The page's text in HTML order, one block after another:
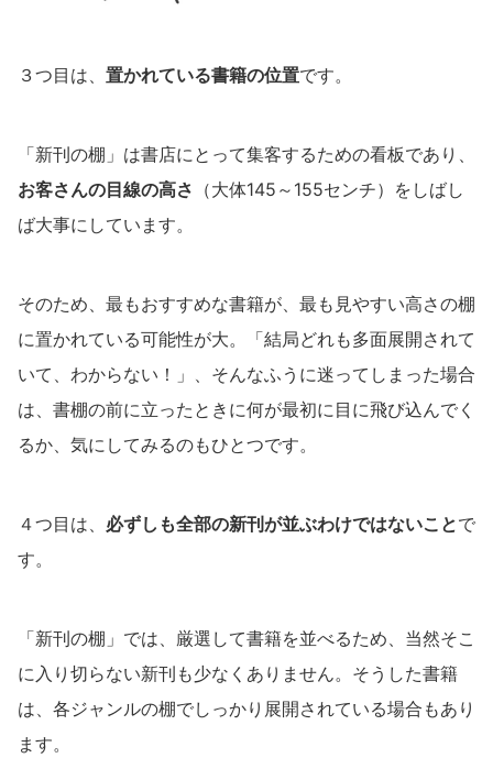
３つ目は、 置かれている書籍の位置です。
「新刊の棚」は書店にとって集客するための看板であり、
お客さんの目線の高さ （大体145～155センチ）をしばし
ば大事にしています。
そのため、最もおすすめな書籍が、最も見やすい高さの棚
に置かれている可能性が大。「結局どれも多面展開されて
いて、わからない！」、そんなふうに迷ってしまった場合
は、書棚の前に立ったときに何が最初に目に飛び込んでく
るか、気にしてみるのもひとつです。
４つ目は、 必ずしも全部の新刊が並ぶわけではないことで
す。
「新刊の棚」では、厳選して書籍を並べるため、当然そこ
に入り切らない新刊も少なくありません。そうした書籍
は、各ジャンルの棚でしっかり展開されている場合もあり
ます。